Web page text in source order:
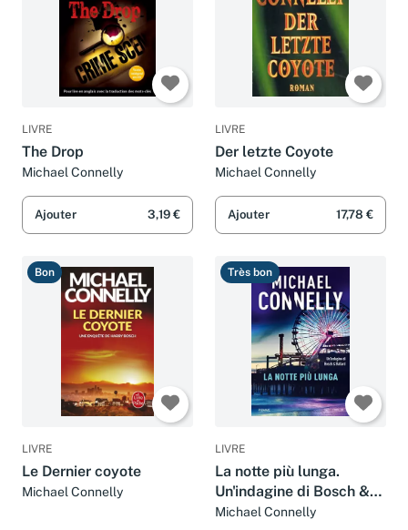
LIVRE
The Drop
Michael Connelly
Ajouter 3,19 €
LIVRE
Der letzte Coyote
Michael Connelly
Ajouter 17,78 €
Bon
LIVRE
Le Dernier coyote
Michael Connelly
Très bon
LIVRE
La notte più lunga.
Un'indagine di Bosch &
Ballard
Michael Connelly